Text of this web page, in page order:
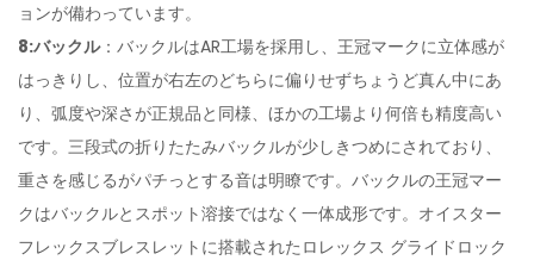
ョンが備わっています。
8:バックル：バックルはAR工場を採用し、王冠マークに立体感が
はっきりし、位置が右左のどちらに偏りせずちょうど真ん中にあ
り、弧度や深さが正規品と同様、ほかの工場より何倍も精度高い
です。三段式の折りたたみバックルが少しきつめにされており、
重さを感じるがパチっとする音は明瞭です。バックルの王冠マー
クはバックルとスポット溶接ではなく一体成形です。オイスター
フレックスブレスレットに搭載されたロレックス グライドロック